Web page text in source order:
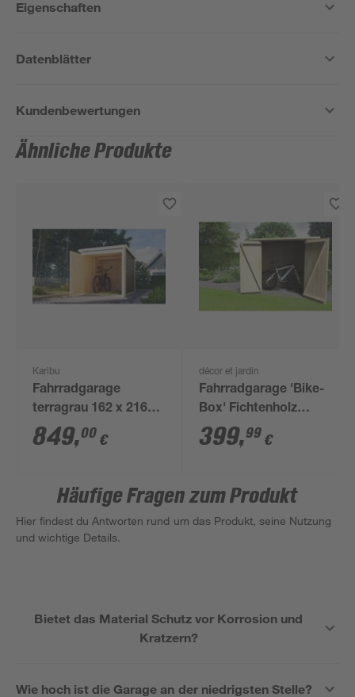
Eigenschaften
Datenblätter
Kundenbewertungen
Ähnliche Produkte
Karibu
Fahrradgarage
terragrau 162 x 216
cm
849,00 €
décor et jardin
Fahrradgarage 'Bike-
Box' Fichtenholz
naturbelassen 193 x
161 x 193 cm
399,99 €
Häufige Fragen zum Produkt
Hier findest du Antworten rund um das Produkt, seine Nutzung
und wichtige Details.
Bietet das Material Schutz vor Korrosion und
Kratzern?
Wie hoch ist die Garage an der niedrigsten Stelle?